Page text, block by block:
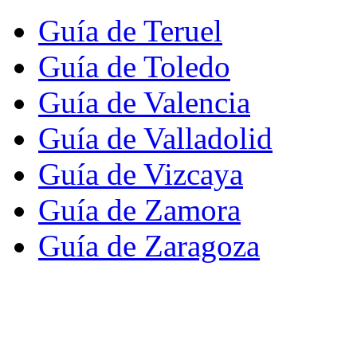
Guía de Teruel
Guía de Toledo
Guía de Valencia
Guía de Valladolid
Guía de Vizcaya
Guía de Zamora
Guía de Zaragoza